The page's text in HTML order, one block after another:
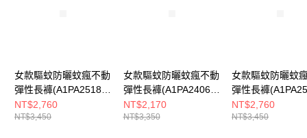
女款驅蚊防曬蚊瘋不動
彈性長褲(A1PA2518W
墨藍/機能長褲/防蚊褲)
NT$2,760
NT$3,450
女款驅蚊防曬蚊瘋不動
彈性長褲(A1PA2406W
夜藍/機能長褲/防蚊褲)
NT$2,170
NT$3,350
女款驅蚊防曬蚊
彈性長褲
蜜茶棕/機能長褲/
褲)
NT$2,760
NT$3,450